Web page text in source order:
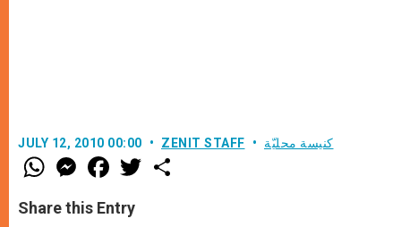
JULY 12, 2010 00:00 ZENIT STAFF كنيسة محليّة
W
h
t
s
M
e
s
e
F
a
e
b
w
Share this Entry